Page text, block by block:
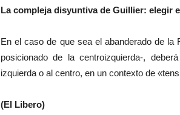
La compleja disyuntiva de Guillier: elegir
En el caso de que sea el abanderado de
posicionado de la centroizquierda-,
izquierda o al centro, en un contexto de
(El Libero)